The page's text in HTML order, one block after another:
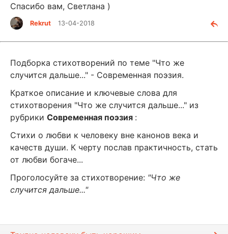
Спасибо вам, Светлана )
Rekrut 13-04-2018
Подборка стихотворений по теме "Что же
случится дальше..." - Современная поэзия.
Краткое описание и ключевые слова для
стихотворения "Что же случится дальше..." из
рубрики Современная поэзия :
Стихи о любви к человеку вне канонов века и
качеств души. К черту послав практичность, стать
от любви богаче...
Проголосуйте за стихотворение: "Что же
случится дальше..."